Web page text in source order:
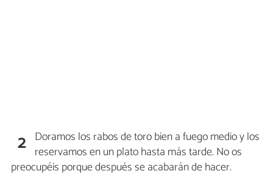
2 Doramos los rabos de toro bien a fuego medio y los
reservamos en un plato hasta más tarde. No os
preocupéis porque después se acabarán de hacer.